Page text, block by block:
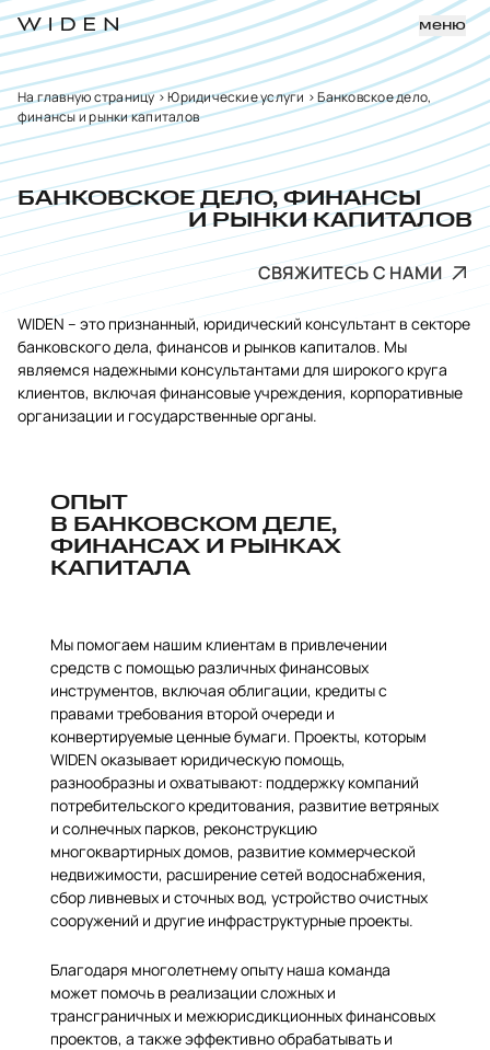
меню
На главную страницу>Юридические услуги >Банковское дело,
финансы и рынки капиталов
БАНКОВСКОЕ ДЕЛО, ФИНАНСЫ
И РЫНКИ КАПИТАЛОВ
СВЯЖИТЕСЬ С НАМИ
WIDEN – это признанный, юридический консультант в секторе
банковского дела, финансов и рынков капиталов. Мы
являемся надежными консультантами для широкого круга
клиентов, включая финансовые учреждения, корпоративные
организации и государственные органы.
ОПЫТ
В БАНКОВСКОМ ДЕЛЕ,
ФИНАНСАХ И РЫНКАХ
КАПИТАЛА
Мы помогаем нашим клиентам в привлечении
средств с помощью различных финансовых
инструментов, включая облигации, кредиты с
правами требования второй очереди и
конвертируемые ценные бумаги. Проекты, которым
WIDEN оказывает юридическую помощь,
разнообразны и охватывают: поддержку компаний
потребительского кредитования, развитие ветряных
и солнечных парков, реконструкцию
многоквартирных домов, развитие коммерческой
недвижимости, расширение сетей водоснабжения,
сбор ливневых и сточных вод, устройство очистных
сооружений и другие инфраструктурные проекты.
Благодаря многолетнему опыту наша команда
может помочь в реализации сложных и
трансграничных и межюрисдикционных финансовых
проектов, а также эффективно обрабатывать и